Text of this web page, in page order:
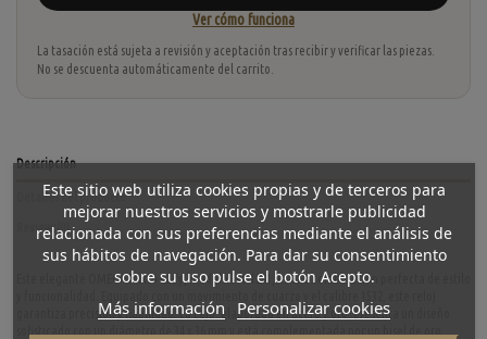
Ver cómo funciona
La tasación está sujeta a revisión y aceptación tras recibir y verificar las piezas.
No se descuenta automáticamente del carrito.
Descripción
Detalles del producto
Reviews(0)
Este elegante OMEGA Mixto Lady, modelo 396.1201, es una combinación perfecta de estilo
garantiza precisión y fiabilidad. La caja, elaborada en acero y oro, presenta un diseño
Este sitio web utiliza cookies propias y de terceros para
mejorar nuestros servicios y mostrarle publicidad
relacionada con sus preferencias mediante el análisis de
sus hábitos de navegación. Para dar su consentimiento
sobre su uso pulse el botón Acepto.
Más información Personalizar cookies